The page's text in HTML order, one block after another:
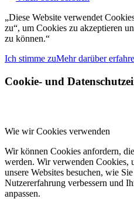
„Diese Website verwendet
zu“, um Cookies zu akzeptieren
zu können.“
Ich stimme zuMehr darüber
Cookie- und
Wie wir Cookies verwenden
Wir können Cookies anfordern,
werden. Wir verwenden Cookies,
unsere Websites besuchen, wie
Nutzererfahrung verbessern und
anpassen.